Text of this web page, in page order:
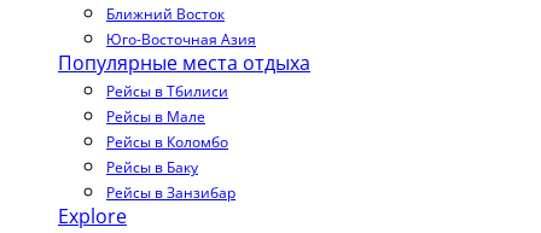
Ближний Восток
Юго-Восточная Азия
Популярные места отдыха
Рейсы в Тбилиси
Рейсы в Мале
Рейсы в Коломбо
Рейсы в Баку
Рейсы в Занзибар
Explore